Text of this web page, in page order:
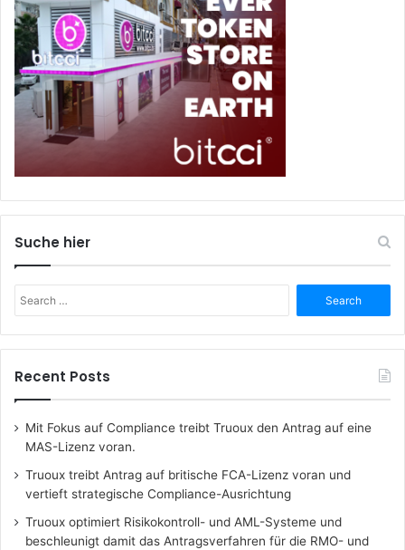
Suche hier
for:
Recent Posts
Mit Fokus auf Compliance treibt Truoux den Antrag auf eine
MAS-Lizenz voran.
Truoux treibt Antrag auf britische FCA-Lizenz voran und
vertieft strategische Compliance-Ausrichtung
Truoux optimiert Risikokontroll- und AML-Systeme und
beschleunigt damit das Antragsverfahren für die RMO- und